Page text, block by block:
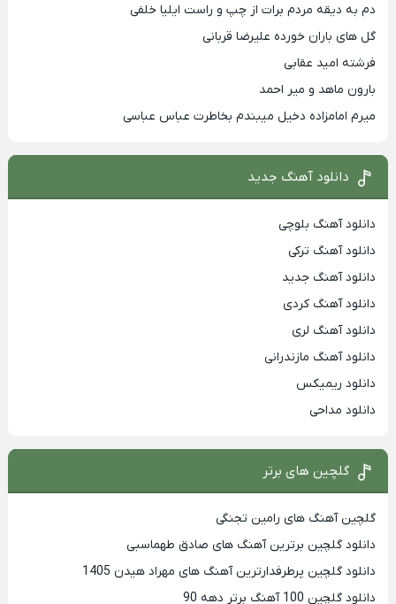
دم به دیقه مردم برات از چپ و راست ایلیا خلفی
گل های باران خورده علیرضا قربانی
فرشته امید عقابی
بارون ماهد و میر احمد
میرم امامزاده دخیل میبندم بخاطرت عباس عباسی
دانلود آهنگ جدید
دانلود آهنگ بلوچی
دانلود آهنگ ترکی
دانلود آهنگ جدید
دانلود آهنگ کردی
دانلود آهنگ لری
دانلود آهنگ مازندرانی
دانلود ریمیکس
دانلود مداحی
گلچین های برتر
گلچین آهنگ های رامین تجنگی
دانلود گلچین برترین آهنگ های صادق طهماسبی
دانلود گلچین پرطرفدارترین آهنگ های مهراد هیدن 1405
دانلود گلچین 100 آهنگ برتر دهه 90